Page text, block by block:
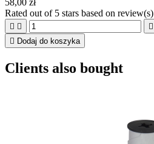
Rated out of 5 stars based on review(s)
  
 Dodaj do koszyka
Clients also bought